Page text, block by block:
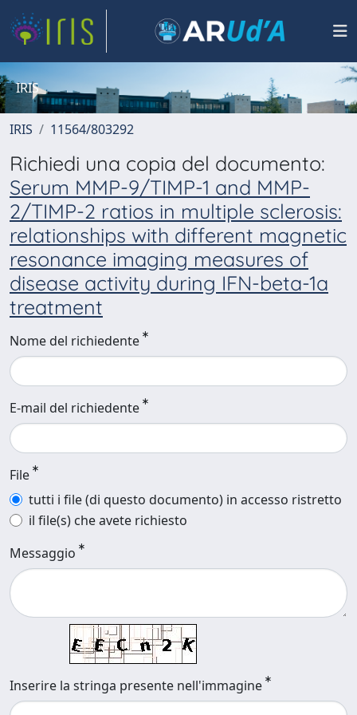
IRIS
IRIS 11564/803292
Richiedi una copia del documento:
Serum MMP-9/TIMP-1 and MMP-
2/TIMP-2 ratios in multiple sclerosis:
relationships with different magnetic
resonance imaging measures of
disease activity during IFN-beta-1a
treatment
Nome del richiedente
E-mail del richiedente
File
tutti i file (di questo documento) in accesso ristretto
il file(s) che avete richiesto
Messaggio
Inserire la stringa presente nell'immagine